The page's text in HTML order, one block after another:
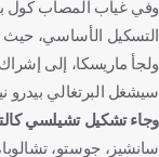
وفي غياب المصاب كول
التسكيل الأساسي، حيث
ولجأ ماريسكا، إلى
سيشغل البرتغالي بيدرو
وجاء تشكيل تشيلسي
سانشيز، جوستو،